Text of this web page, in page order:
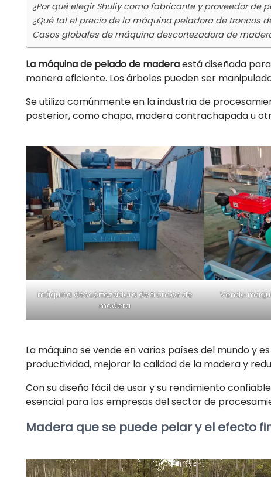
¿Por qué elegir Shuliy como fabricante y proveedor de
¿Qué tal el precio de la máquina peladora de troncos
Casos globales de máquina descortezadora de
La máquina de pelado de maderaestá diseñada
manera eficiente. Los árboles pueden ser
Se utiliza comúnmente en la industria de
posterior, como chapa, madera contrachapada u
máquina descortezadora de troncos de
madera
Vendo
La máquina se vende en varios países del mundo y
productividad, mejorar la calidad de la madera y
Con su diseño fácil de usar y su rendimiento
esencial para las empresas del sector de
Madera que se puede pelar y el efecto